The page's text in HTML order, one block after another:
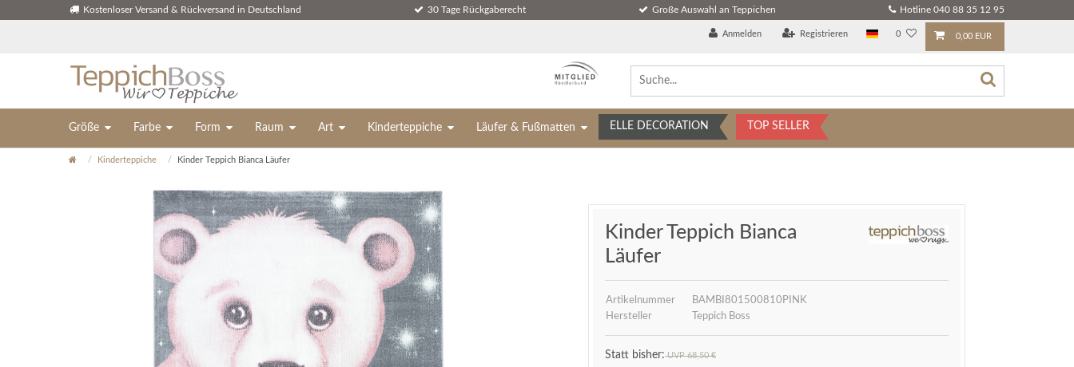
Kostenloser Versand & Rückversand in Deutschland 30 Tage Rückgaberecht Große Auswahl an Teppichen Hotline 040 88 35 12 95
Anmelden Registrieren 0 0,00 EUR
Größe Farbe Form Raum Art Kinderteppiche Läufer & Fußmatten ELLE DECORATION TOP SELLER
Kinderteppiche Kinder Teppich Bianca Läufer
Kinder Teppich Bianca
Läufer
Artikelnummer
BAMBI801500810PINK
Hersteller
Teppich Boss
UVP 68,50 €